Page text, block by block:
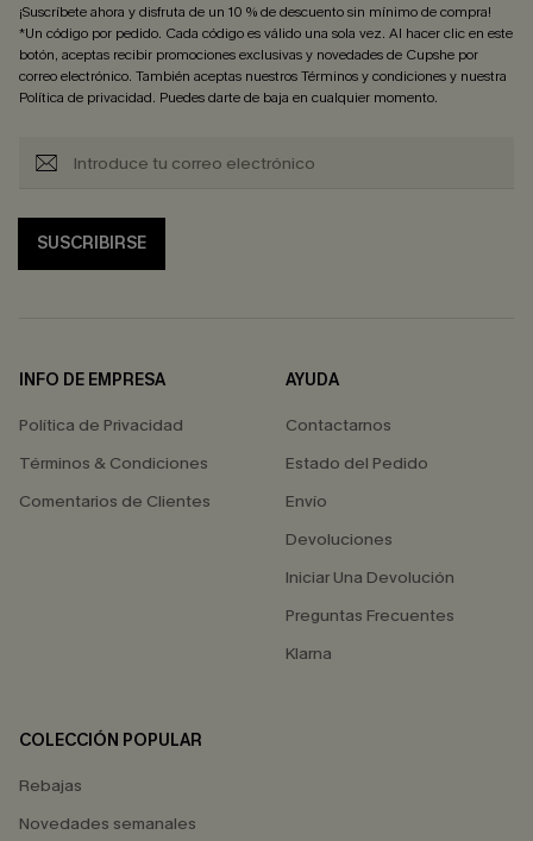
¡Suscríbete ahora y disfruta de un 10 % de descuento sin mínimo de compra!
*Un código por pedido. Cada código es válido una sola vez. Al hacer clic en este
botón, aceptas recibir promociones exclusivas y novedades de Cupshe por
correo electrónico. También aceptas nuestrosTérminos y condicionesy nuestra
Política de privacidad. Puedes darte de baja en cualquier momento.
SUSCRIBIRSE
INFO DE EMPRESA
Política de Privacidad
Términos & Condiciones
Comentarios de Clientes
AYUDA
Contactarnos
Estado del Pedido
Envío
Devoluciones
Iniciar Una Devolución
Preguntas Frecuentes
Klarna
COLECCIÓN POPULAR
Rebajas
Novedades semanales